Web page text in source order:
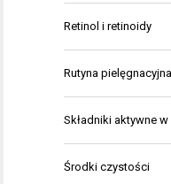
Retinol i retinoidy
Rutyna
Składniki aktywne
Środki czystości